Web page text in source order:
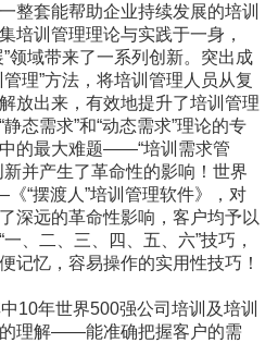
整套能帮助企业持续发展的培训
培训管理理论与实践于一身，
领域带来了一系列创新。突出成
理”方法，将培训管理人员从复
放出来，有效地提升了培训管理
态需求”和“动态需求”理论的专
的最大难题――“培训需求管
并产生了革命性的影响！世界
“摆渡人”培训管理软件》，对
深远的革命性影响，客户均予以
、二、三、四、五、六”技巧，
记忆，容易操作的实用性技巧！
10年世界500强公司培训及培训
理解――能准确把握客户的需